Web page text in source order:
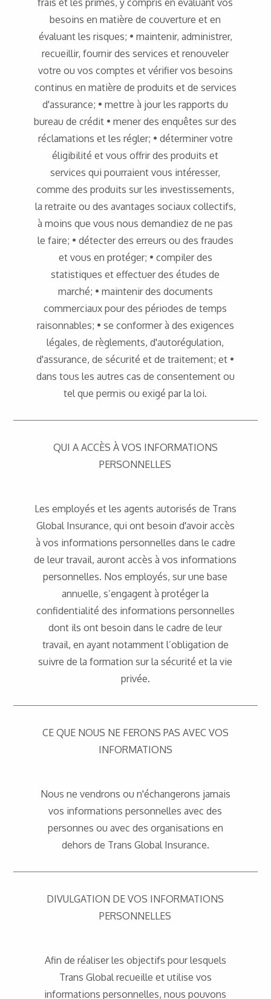
frais et les primes, y compris en évaluant vos
besoins en matière de couverture et en
évaluant les risques; • maintenir, administrer,
recueillir, fournir des services et renouveler
votre ou vos comptes et vérifier vos besoins
continus en matière de produits et de services
d'assurance; • mettre à jour les rapports du
bureau de crédit • mener des enquêtes sur des
réclamations et les régler; • déterminer votre
éligibilité et vous offrir des produits et
services qui pourraient vous intéresser,
comme des produits sur les investissements,
la retraite ou des avantages sociaux collectifs,
à moins que vous nous demandiez de ne pas
le faire; • détecter des erreurs ou des fraudes
et vous en protéger; • compiler des
statistiques et effectuer des études de
marché; • maintenir des documents
commerciaux pour des périodes de temps
raisonnables; • se conformer à des exigences
légales, de règlements, d'autorégulation,
d'assurance, de sécurité et de traitement; et •
dans tous les autres cas de consentement ou
tel que permis ou exigé par la loi.
QUI A ACCÈS À VOS INFORMATIONS
PERSONNELLES
Les employés et les agents autorisés de Trans
Global Insurance, qui ont besoin d'avoir accès
à vos informations personnelles dans le cadre
de leur travail, auront accès à vos informations
personnelles. Nos employés, sur une base
annuelle, s’engagent à protéger la
confidentialité des informations personnelles
dont ils ont besoin dans le cadre de leur
travail, en ayant notamment l’obligation de
suivre de la formation sur la sécurité et la vie
privée.
CE QUE NOUS NE FERONS PAS AVEC VOS
INFORMATIONS
Nous ne vendrons ou n'échangerons jamais
vos informations personnelles avec des
personnes ou avec des organisations en
dehors de Trans Global Insurance.
DIVULGATION DE VOS INFORMATIONS
PERSONNELLES
Afin de réaliser les objectifs pour lesquels
Trans Global recueille et utilise vos
informations personnelles, nous pouvons